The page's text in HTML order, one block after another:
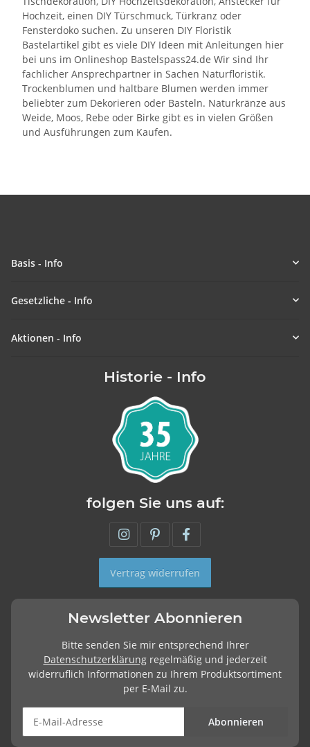
Hochzeit, einen DIY Türschmuck, Türkranz oder
Fensterdoko suchen. Zu unseren DIY Floristik
Bastelartikel gibt es viele DIY Ideen mit Anleitungen hier
bei uns im Onlineshop Bastelspass24.de Wir sind Ihr
fachlicher Ansprechpartner in Sachen Naturfloristik.
Trockenblumen und haltbare Blumen werden immer
beliebter zum Dekorieren oder Basteln. Naturkränze aus
Weide, Moos, Rebe oder Birke gibt es in vielen Größen
und Ausführungen zum Kaufen.
Basis - Info
Gesetzliche - Info
Aktionen - Info
Historie - Info
folgen Sie uns auf:
Vertrag widerrufen
Newsletter Abonnieren
Bitte senden Sie mir entsprechend Ihrer
Datenschutzerklärungregelmäßig und jederzeit
widerruflich Informationen zu Ihrem Produktsortiment
per E-Mail zu.
Abonnieren